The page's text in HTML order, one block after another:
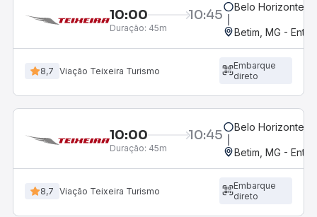
10:00 10:45
Duração: 45m
Belo Horizonte,
Betim, MG -
8,7 Viação Teixeira Turismo
Embarque
direto
10:00 10:45
Duração: 45m
Belo Horizonte,
Betim, MG -
8,7 Viação Teixeira Turismo
Embarque
direto